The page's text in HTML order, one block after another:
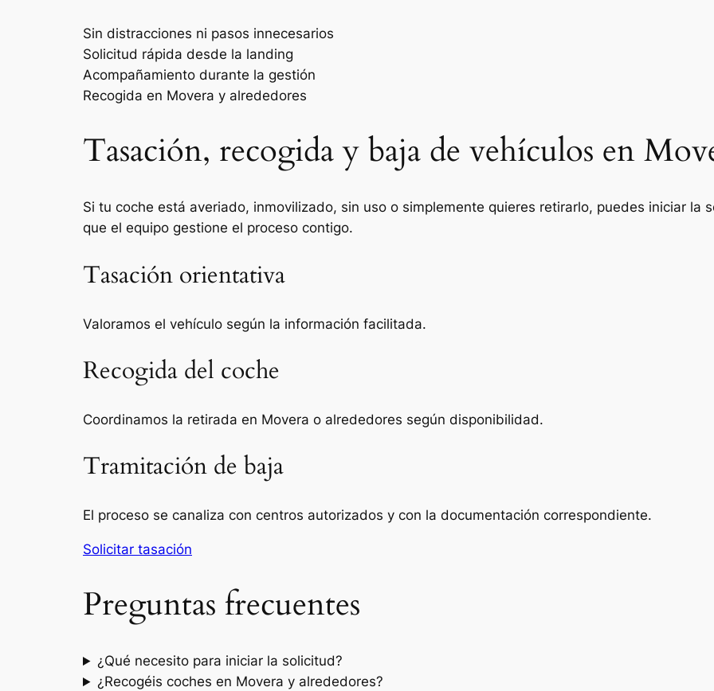
Sin distracciones ni pasos innecesarios
Solicitud rápida desde la landing
Acompañamiento durante la gestión
Recogida en Movera y alrededores
Tasación, recogida y baja de vehículos en
Si tu coche está averiado, inmovilizado, sin uso o simplemente quieres retirarlo, puedes iniciar la
que el equipo gestione el proceso contigo.
Tasación orientativa
Valoramos el vehículo según la información facilitada.
Recogida del coche
Coordinamos la retirada en Movera o alrededores según disponibilidad.
Tramitación de baja
El proceso se canaliza con centros autorizados y con la documentación correspondiente.
Solicitar tasación
Preguntas frecuentes
¿Qué necesito para iniciar la solicitud?
¿Recogéis coches en Movera y alrededores?